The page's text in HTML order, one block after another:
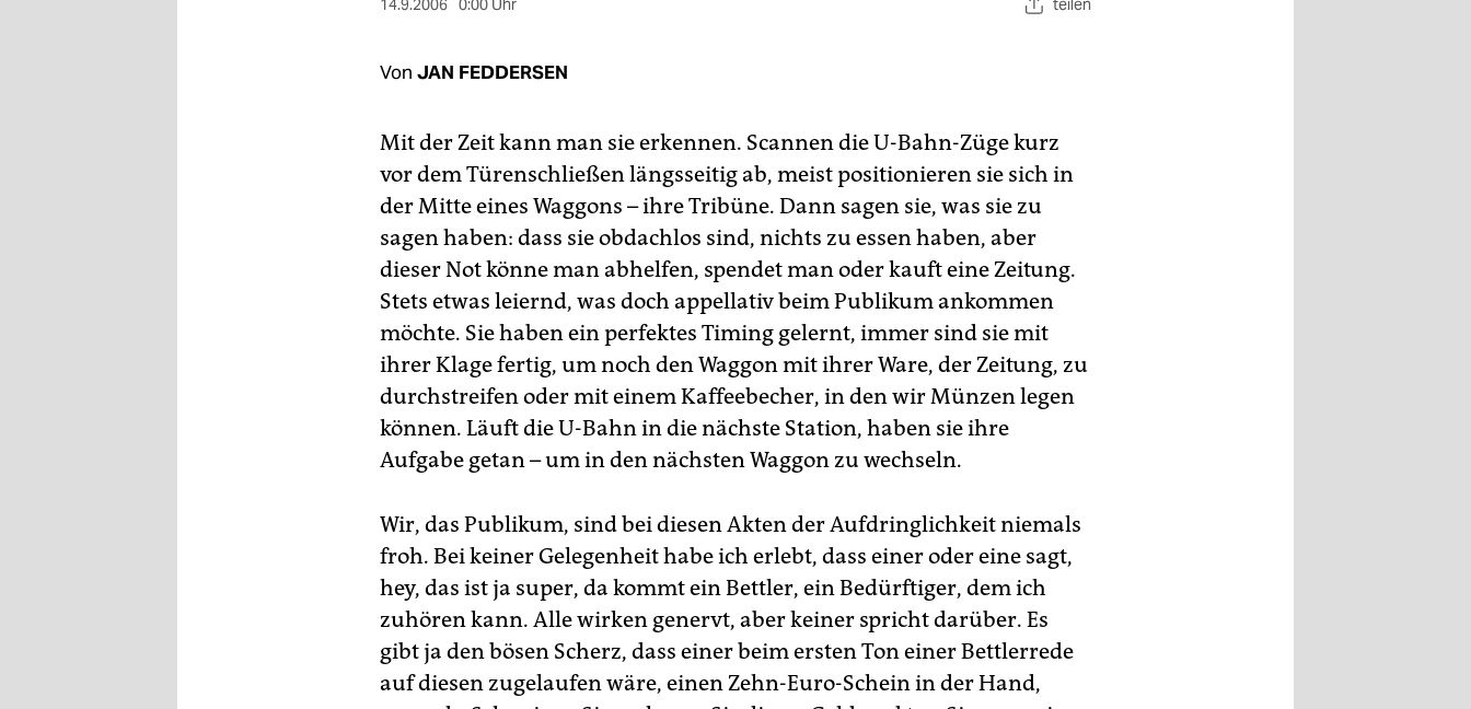
14.9.2006 0:00 Uhr teilen
Von JAN FEDDERSEN
Mit der Zeit kann man sie erkennen. Scannen die U-Bahn-Züge kurz
vor dem Türenschließen längsseitig ab, meist positionieren sie sich in
der Mitte eines Waggons – ihre Tribüne. Dann sagen sie, was sie zu
sagen haben: dass sie obdachlos sind, nichts zu essen haben, aber
dieser Not könne man abhelfen, spendet man oder kauft eine Zeitung.
Stets etwas leiernd, was doch appellativ beim Publikum ankommen
möchte. Sie haben ein perfektes Timing gelernt, immer sind sie mit
ihrer Klage fertig, um noch den Waggon mit ihrer Ware, der Zeitung, zu
durchstreifen oder mit einem Kaffeebecher, in den wir Münzen legen
können. Läuft die U-Bahn in die nächste Station, haben sie ihre
Aufgabe getan – um in den nächsten Waggon zu wechseln.
Wir, das Publikum, sind bei diesen Akten der Aufdringlichkeit niemals
froh. Bei keiner Gelegenheit habe ich erlebt, dass einer oder eine sagt,
hey, das ist ja super, da kommt ein Bettler, ein Bedürftiger, dem ich
zuhören kann. Alle wirken genervt, aber keiner spricht darüber. Es
gibt ja den bösen Scherz, dass einer beim ersten Ton einer Bettlerrede
auf diesen zugelaufen wäre, einen Zehn-Euro-Schein in der Hand,